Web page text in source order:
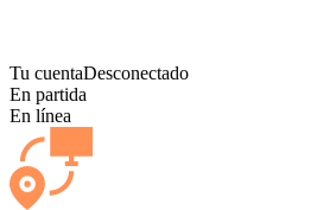
Tu cuentaDesconectado
En partida
En línea